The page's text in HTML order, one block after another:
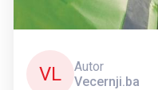
VL
Autor
Vecernji.ba